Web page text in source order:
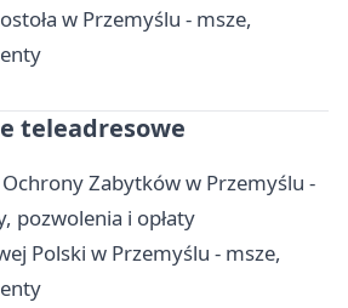
w Przemyślu - msze,
teleadresowe
Zabytków w Przemyślu -
pozwolenia i opłaty
Polski w Przemyślu - msze,